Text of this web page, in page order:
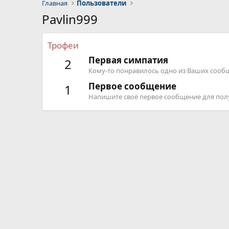
Главная Пользователи
Pavlin999
Трофеи
2 Первая симпатия
Кому-то понравилось одно из Ваших
1 Первое сообщение
Напишите своё первое сообщение для